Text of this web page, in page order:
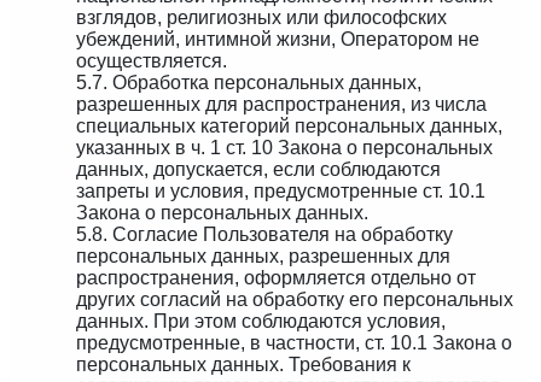
взглядов, религиозных или философских
убеждений, интимной жизни, Оператором не
осуществляется.
5.7. Обработка персональных данных,
разрешенных для распространения, из числа
специальных категорий персональных данных,
указанных в ч. 1 ст. 10 Закона о персональных
данных, допускается, если соблюдаются
запреты и условия, предусмотренные ст. 10.1
Закона о персональных данных.
5.8. Согласие Пользователя на обработку
персональных данных, разрешенных для
распространения, оформляется отдельно от
других согласий на обработку его персональных
данных. При этом соблюдаются условия,
предусмотренные, в частности, ст. 10.1 Закона о
персональных данных. Требования к